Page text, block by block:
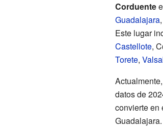
Corduente
Guadalajara
Este lugar
Castellote,
Torete,
datos de
convierte en